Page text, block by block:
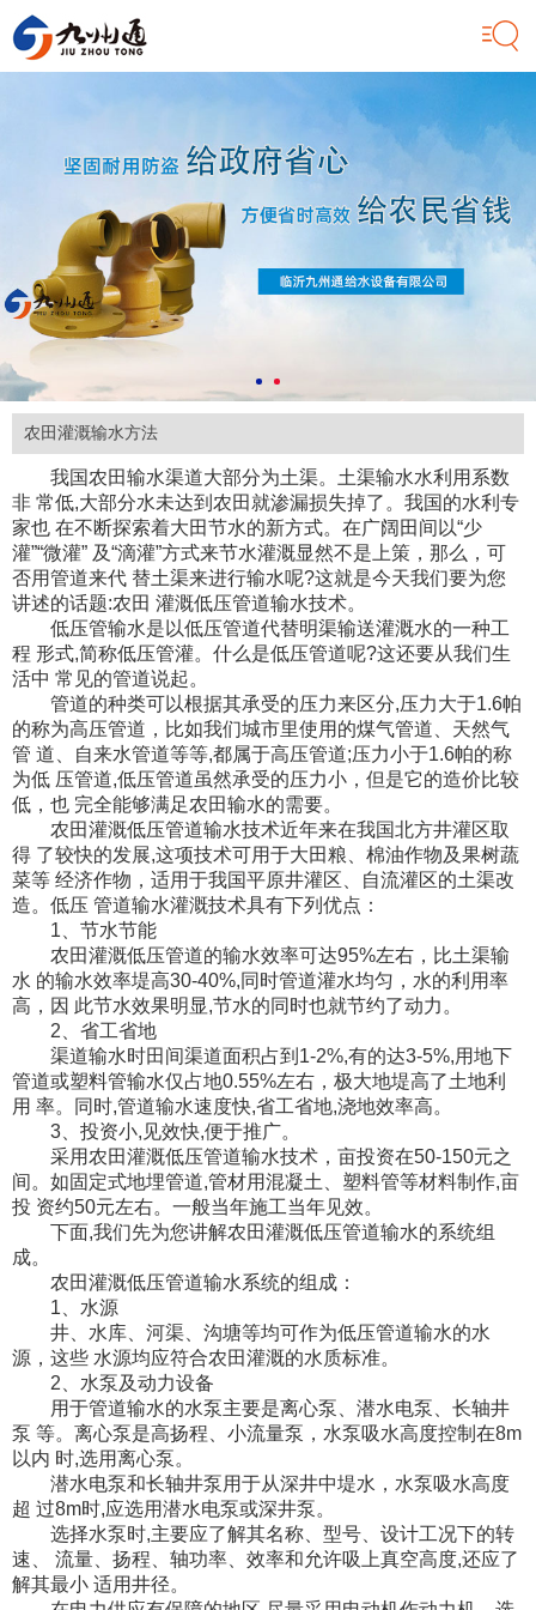
农田灌溉输水方法
我国农田输水渠道大部分为土渠。土渠输水水利用系数
非 常低,大部分水未达到农田就渗漏损失掉了。我国的水利专
家也 在不断探索着大田节水的新方式。在广阔田间以“少
灌”“微灌” 及“滴灌”方式来节水灌溉显然不是上策，那么，可
否用管道来代 替土渠来进行输水呢?这就是今天我们要为您
讲述的话题:农田 灌溉低压管道输水技术。
低压管输水是以低压管道代替明渠输送灌溉水的一种工
程 形式,简称低压管灌。什么是低压管道呢?这还要从我们生
活中 常见的管道说起。
管道的种类可以根据其承受的压力来区分,压力大于1.6帕
的称为高压管道，比如我们城市里使用的煤气管道、天然气
管 道、自来水管道等等,都属于高压管道;压力小于1.6帕的称
为低 压管道,低压管道虽然承受的压力小，但是它的造价比较
低，也 完全能够满足农田输水的需要。
农田灌溉低压管道输水技术近年来在我国北方井灌区取
得 了较快的发展,这项技术可用于大田粮、棉油作物及果树蔬
菜等 经济作物，适用于我国平原井灌区、自流灌区的土渠改
造。低压 管道输水灌溉技术具有下列优点：
1、节水节能
农田灌溉低压管道的输水效率可达95%左右，比土渠输
水 的输水效率堤高30-40%,同时管道灌水均匀，水的利用率
高，因 此节水效果明显,节水的同时也就节约了动力。
2、省工省地
渠道输水时田间渠道面积占到1-2%,有的达3-5%,用地下
管道或塑料管输水仅占地0.55%左右，极大地堤高了土地利
用 率。同时,管道输水速度快,省工省地,浇地效率高。
3、投资小,见效快,便于推广。
采用农田灌溉低压管道输水技术，亩投资在50-150元之
间。如固定式地埋管道,管材用混凝土、塑料管等材料制作,亩
投 资约50元左右。一般当年施工当年见效。
下面,我们先为您讲解农田灌溉低压管道输水的系统组
成。
农田灌溉低压管道输水系统的组成：
1、水源
井、水库、河渠、沟塘等均可作为低压管道输水的水
源，这些 水源均应符合农田灌溉的水质标准。
2、水泵及动力设备
用于管道输水的水泵主要是离心泵、潜水电泵、长轴井
泵 等。离心泵是高扬程、小流量泵，水泵吸水高度控制在8m
以内 时,选用离心泵。
潜水电泵和长轴井泵用于从深井中堤水，水泵吸水高度
超 过8m时,应选用潜水电泵或深井泵。
选择水泵时,主要应了解其名称、型号、设计工况下的转
速、 流量、扬程、轴功率、效率和允许吸上真空高度,还应了
解其最小 适用井径。